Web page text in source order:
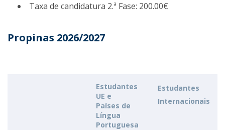
Taxa de candidatura 2.ª Fase: 200.00€
Propinas 2026/2027
Estudantes
UE e
Países de
Língua
Portuguesa
Estudantes
Internacionais